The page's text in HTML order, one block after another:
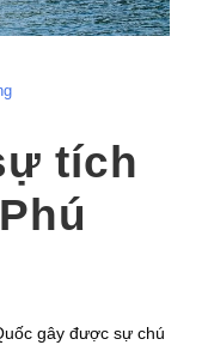
tích
gây được sự chú